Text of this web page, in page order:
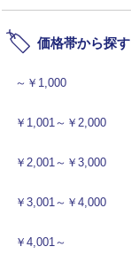
価格帯から探す
～￥1,000
￥1,001～￥2,000
￥2,001～￥3,000
￥3,001～￥4,000
￥4,001～